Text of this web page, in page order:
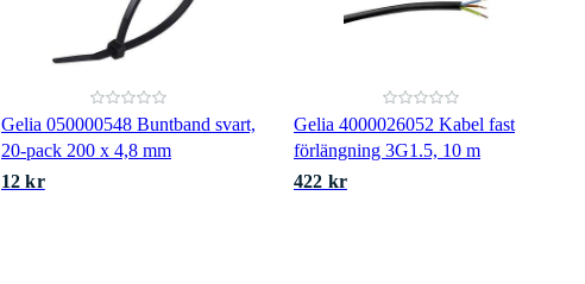
Gelia 050000548 Buntband svart,
20-pack 200 x 4,8 mm
12 kr
Gelia 4000026052 Kabel fast
förlängning 3G1.5, 10 m
422 kr